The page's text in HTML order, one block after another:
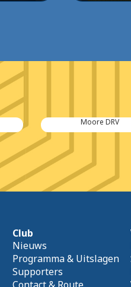
Moore DRV
Club
Nieuws
Programma & Uitslagen
Supporters